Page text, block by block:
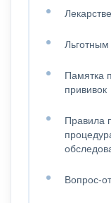
Памятка
прививок
Правила
Вопрос-